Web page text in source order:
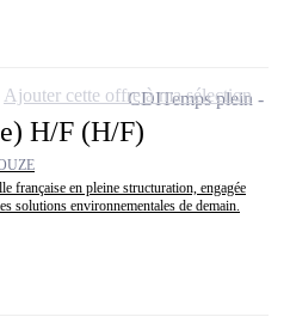
H/F (H/F)
française en pleine structuration, engagée
solutions environnementales de demain.
CDITemps plein
Ajouter cette offre à ma sélection